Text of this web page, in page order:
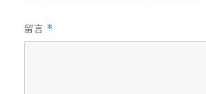
留言 *